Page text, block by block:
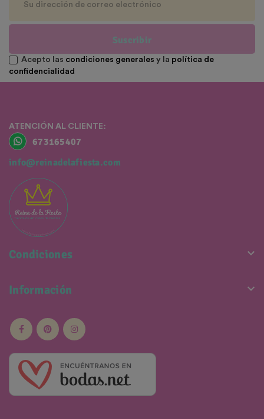
Suscribir
Acepto las condiciones generales y la política de
confidencialidad
ATENCIÓN AL CLIENTE:
673165407
info@reinadelafiesta.com
Condiciones 
Información 